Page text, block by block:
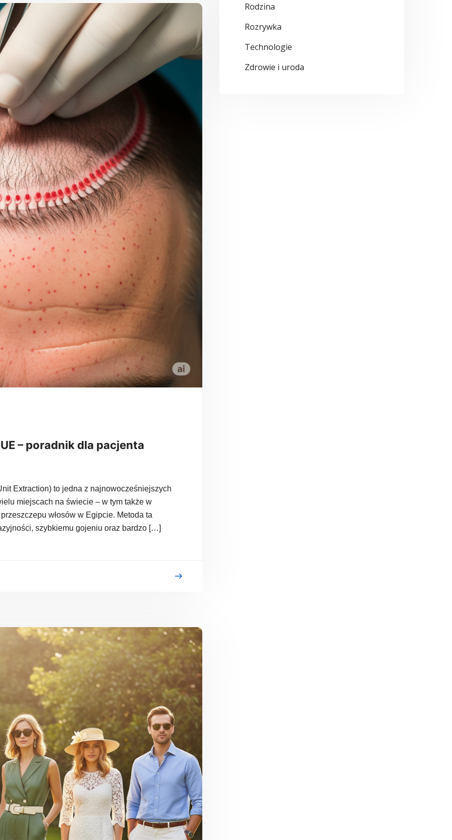
– poradnik dla pacjenta
Extraction) to jedna z najnowocześniejszych
miejscach na świecie – w tym także w
włosów w Egipcie. Metoda ta
szybkiemu gojeniu oraz bardzo […]
Rodzina
Rozrywka
Technologie
Zdrowie i uroda